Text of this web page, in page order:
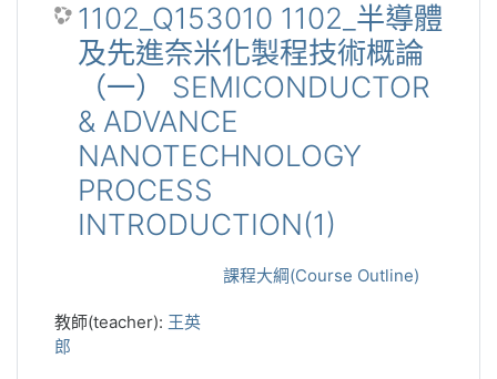
1102_Q153010 1102_半導體
及先進奈米化製程技術概論
（一） SEMICONDUCTOR
& ADVANCE
NANOTECHNOLOGY
PROCESS
INTRODUCTION(1)
課程大綱(Course Outline)
教師(teacher): 王英
郎